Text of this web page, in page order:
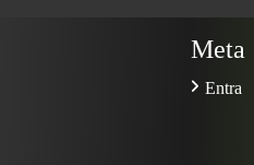
Meta
Entra